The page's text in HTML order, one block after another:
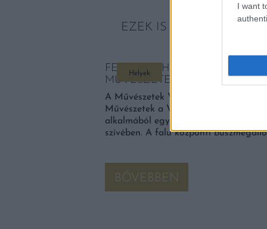
I want
EZEK IS
Helyek
FENNTARTHATÓSÁG ÉS
MŰVÉSZETEK VÖLGYÉBEN
A Művészetek Völgye Fesztivál és
Művészetek a Vidékfejlesztésért
alkalmából egy teljesen megújult
szívében. A falu központi
BŐVEBBEN